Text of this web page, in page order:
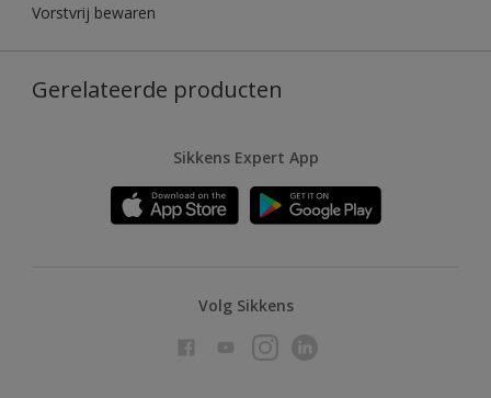
Vorstvrij bewaren
Gerelateerde producten
Sikkens Expert App
Volg Sikkens